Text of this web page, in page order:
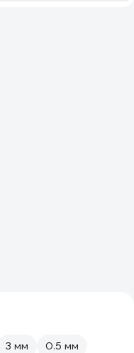
3 мм
0.5 мм